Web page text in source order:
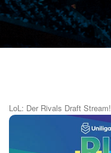
LoL: Der Rivals Draft Stream!